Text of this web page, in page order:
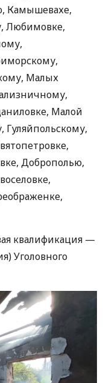
Камышевахе,
Любимовке,
Малых
Малой
Гуляйпольскому,
Доброполью,
квалификация —
Уголовного